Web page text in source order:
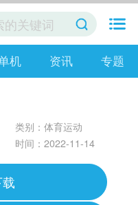
机 资讯 专题
类别：体育运动
时间：2022-11-14